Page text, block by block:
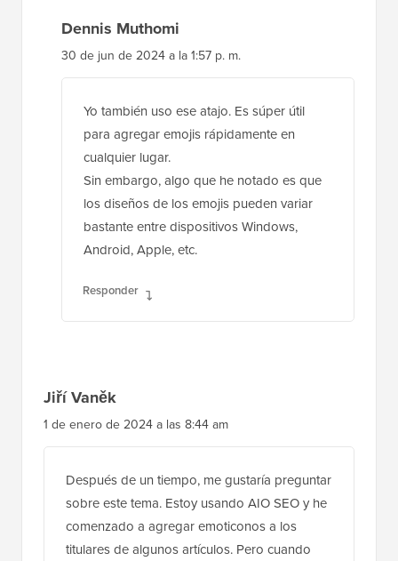
Dennis Muthomi
30 de jun de 2024 a la 1:57 p. m.
Yo también uso ese atajo. Es súper útil
para agregar emojis rápidamente en
cualquier lugar.
Sin embargo, algo que he notado es que
los diseños de los emojis pueden variar
bastante entre dispositivos Windows,
Android, Apple, etc.
Responder
Jiří Vaněk
1 de enero de 2024 a las 8:44 am
Después de un tiempo, me gustaría preguntar
sobre este tema. Estoy usando AIO SEO y he
comenzado a agregar emoticonos a los
titulares de algunos artículos. Pero cuando